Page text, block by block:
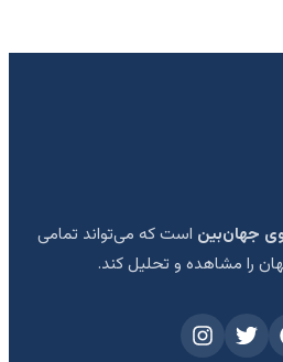
جهان‌بین است که می‌تواند تمامی
را مشاهده و تحلیل کند.